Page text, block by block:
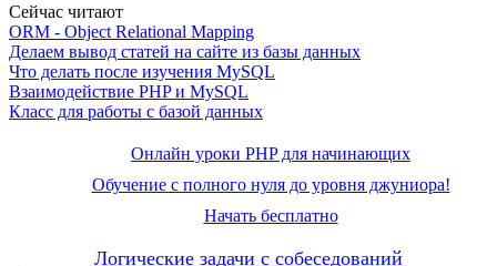
Сейчас читают
ORM - Object Relational Mapping
Делаем вывод статей на сайте из базы данных
Что делать после изучения MySQL
Взаимодействие PHP и MySQL
Класс для работы с базой данных
Онлайн уроки PHP для начинающих
Обучение с полного нуля до уровня джуниора!
Начать бесплатно
Логические задачи с собеседований